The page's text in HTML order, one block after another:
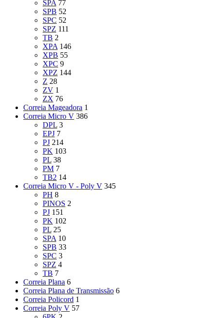
SPA 77
SPB 52
SPC 52
SPZ 111
TB 2
XPA 146
XPB 55
XPC 9
XPZ 144
Z 28
ZV 1
ZX 76
Correia Mageadora 1
Correia Micro V 386
DPL 3
EPJ 7
PJ 214
PK 103
PL 38
PM 7
TB2 14
Correia Micro V - Poly V 345
PH 8
PINOS 2
PJ 151
PK 102
PL 25
SPA 10
SPB 33
SPC 3
SPZ 4
TB 7
Correia Plana 6
Correia Plana de Transmissão 6
Correia Policord 1
Correia Poly V 57